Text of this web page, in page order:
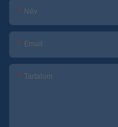
Név
Email
Tartalom